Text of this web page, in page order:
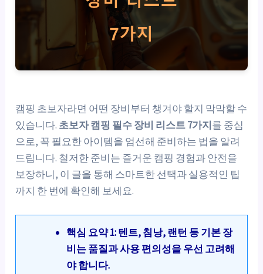
캠핑 초보자라면 어떤 장비부터 챙겨야 할지 막막할 수
있습니다. 초보자 캠핑 필수 장비 리스트 7가지를 중심
으로, 꼭 필요한 아이템을 엄선해 준비하는 법을 알려
드립니다. 철저한 준비는 즐거운 캠핑 경험과 안전을
보장하니, 이 글을 통해 스마트한 선택과 실용적인 팁
까지 한 번에 확인해 보세요.
핵심 요약 1: 텐트, 침낭, 랜턴 등 기본 장
비는 품질과 사용 편의성을 우선 고려해
야 합니다.